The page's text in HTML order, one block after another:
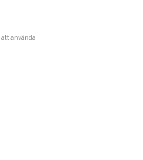
att använda